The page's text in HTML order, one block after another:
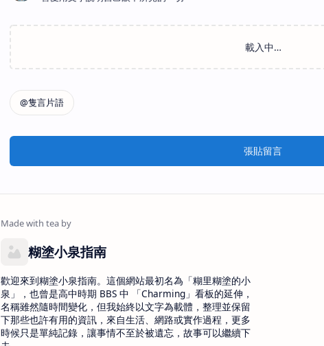
張貼留言
糊塗小泉指南
歡迎來到糊塗小泉指南。這個網站最初名為「糊里糊塗的小
泉」，也曾是高中時期 BBS 中 「Charming」看板的延伸，
名稱雖然隨時間變化，但我始終以文字為載體，整理並保留
下那些也許有用的資訊，來自生活、網路或實作過程，更多
時候只是單純記錄，讓事情不至於被遺忘，故事可以繼續下